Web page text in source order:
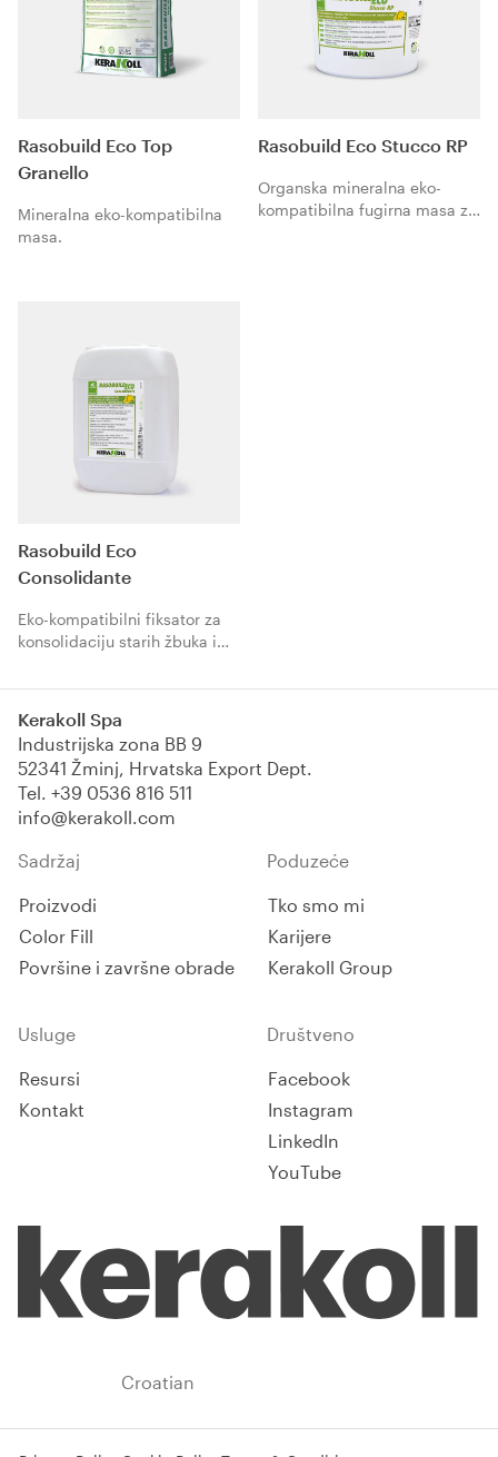
Rasobuild Eco Top
Granello
Mineralna eko-kompatibilna
masa.
Rasobuild Eco Stucco RP
Organska mineralna eko-
kompatibilna fugirna masa za
Rasobuild Eco
Consolidante
Eko-kompatibilni fiksator za
konsolidaciju starih žbuka i
Kerakoll Spa
Industrijska zona BB 9
52341 Žminj, Hrvatska Export Dept.
Tel. +39 0536 816 511
info@kerakoll.com
Sadržaj
Proizvodi
Color Fill
Površine i završne obrade
Poduzeće
Tko smo mi
Karijere
Kerakoll Group
Usluge
Resursi
Kontakt
Društveno
Facebook
Instagram
LinkedIn
YouTube
Croatian